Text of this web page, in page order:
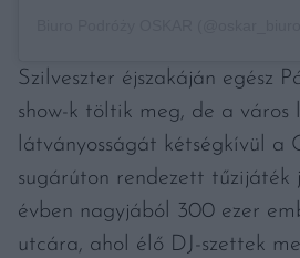
Szilveszter éjszakáján egész
show-k töltik meg, de a város
látványosságát kétségkívül a
sugárúton rendezett tűzijáték
évben nagyjából 300 ezer
utcára, ahol élő DJ-szettek